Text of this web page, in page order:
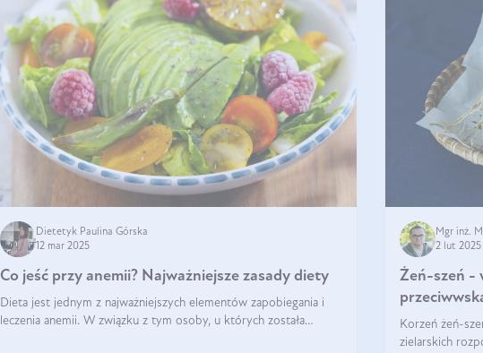
Dietetyk Paulina Górska
12 mar 2025
Co jeść przy anemii? Najważniejsze zasady diety
Dieta jest jednym z najważniejszych elementów zapobiegania i
leczenia anemii. W związku z tym osoby, u których została
Mgr inż.
2 lut 2025
Żeń-szeń -
Korzeń żeń-
zielarskich